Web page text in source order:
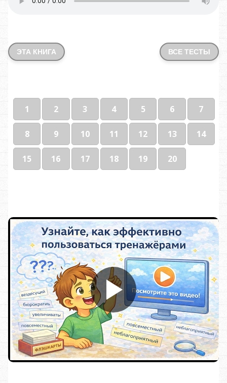
ЭТА КНИГА ВСЕ ТЕСТЫ
1 2 3 4 5 6 7
8 9 10 11 12 13 14
15 16 17 18 19 20